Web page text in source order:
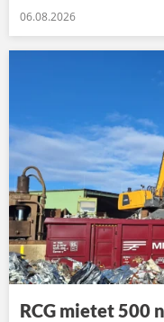
06.08.2026
RCG mietet 500